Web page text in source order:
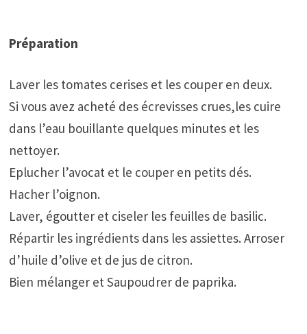
Préparation
Laver les tomates cerises et les couper en deux.
Si vous avez acheté des écrevisses crues,les cuire
dans l’eau bouillante quelques minutes et les
nettoyer.
Eplucher l’avocat et le couper en petits dés.
Hacher l’oignon.
Laver, égoutter et ciseler les feuilles de basilic.
Répartir les ingrédients dans les assiettes. Arroser
d’huile d’olive et de jus de citron.
Bien mélanger et Saupoudrer de paprika.